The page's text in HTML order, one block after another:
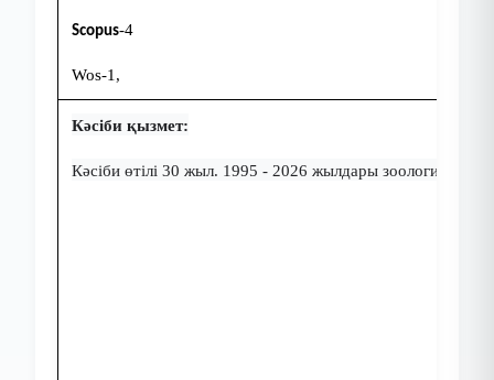
Scopus-4
Wos-1,
Кәсіби қызмет:
Кәсіби өтілі 30 жыл. 1995 - 2026 жылдары зоология,